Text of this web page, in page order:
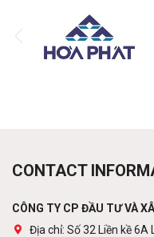
Pre-
CONTACT
CÔNG TY CP ĐẦU TƯ VÀ
Địa chỉ: Số 32 Liền kề 6A